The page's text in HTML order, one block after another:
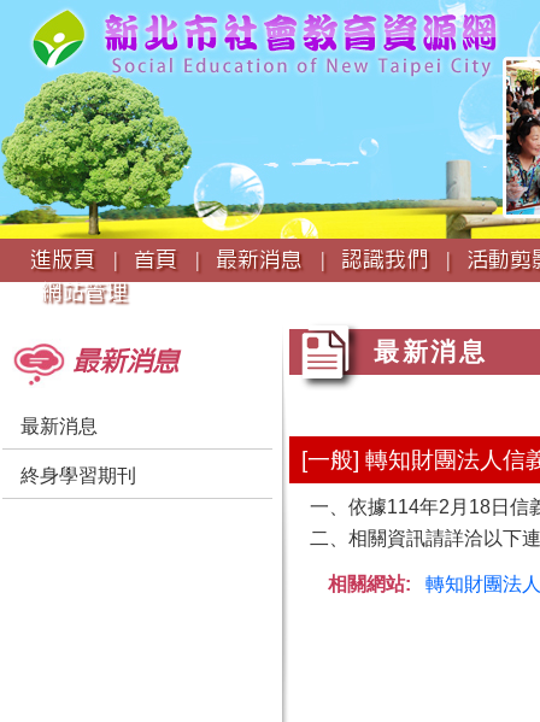
:::
進版頁 |
首頁 | 最新消息 | 認識我們 |
活動
網站管理
最新消息
最新消息
終身學習期刊
最新消息
[一般] 轉知財團法人信
一、依據114年2月18日信
二、相關資訊請詳洽以下
相關網站: 轉知財團法